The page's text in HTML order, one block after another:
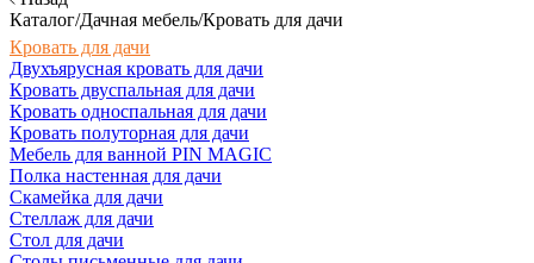
Каталог/Дачная мебель/Кровать для дачи
Кровать для дачи
Двухъярусная кровать для дачи
Кровать двуспальная для дачи
Кровать односпальная для дачи
Кровать полуторная для дачи
Мебель для ванной PIN MAGIC
Полка настенная для дачи
Скамейка для дачи
Стеллаж для дачи
Стол для дачи